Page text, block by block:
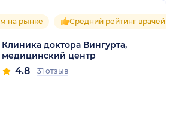
на рынке Средний рейтинг врачей
Клиника доктора Вингурта,
медицинский центр
4.8 31 отзыв